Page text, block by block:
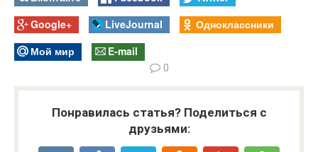
Google+
LiveJournal
Одноклассники
Мой мир
E-mail
0
Понравилась статья? Поделиться с
друзьями: